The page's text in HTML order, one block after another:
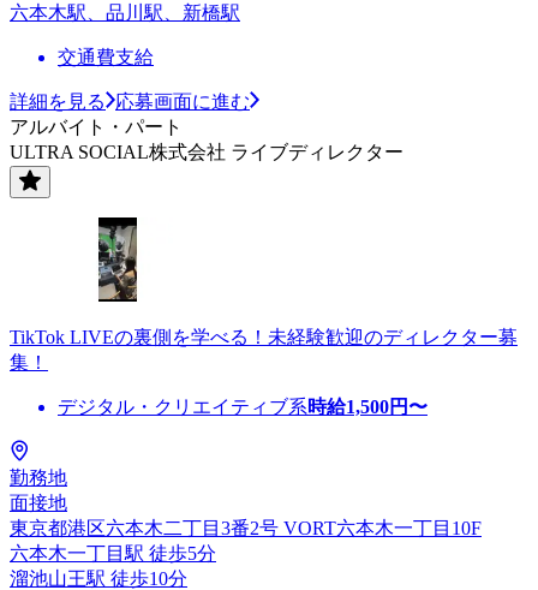
六本木駅、品川駅、新橋駅
交通費支給
詳細を見る
応募画面に進む
アルバイト・パート
ULTRA SOCIAL株式会社 ライブディレクター
TikTok LIVEの裏側を学べる！未経験歓迎のディレクター募
集！
デジタル・クリエイティブ系時給1,500円〜
勤務地
面接地
東京都港区六本木二丁目3番2号 VORT六本木一丁目10F
六本木一丁目駅 徒歩5分
溜池山王駅 徒歩10分